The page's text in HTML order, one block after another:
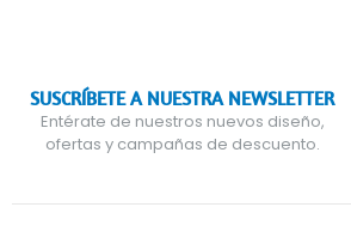
SUSCRÍBETE A NUESTRA NEWSLETTER
Entérate de nuestros nuevos diseño,
ofertas y campañas de descuento.